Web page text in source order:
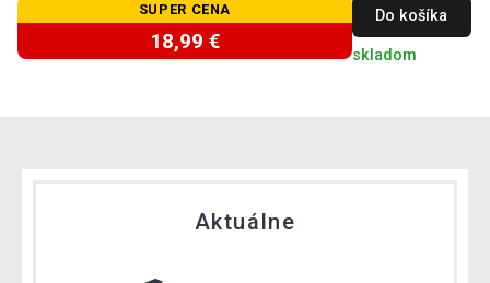
SUPER CENA
18,99 €
Do košíka
skladom
Aktuálne